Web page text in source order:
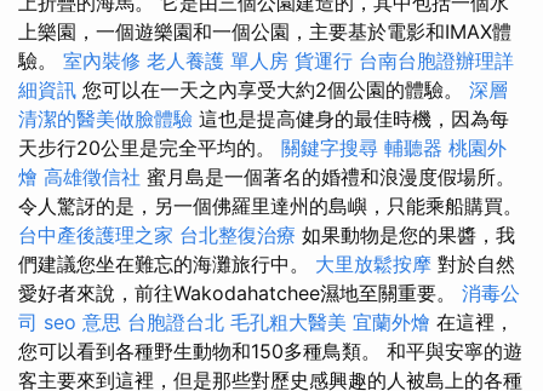
上樂園，一個遊樂園和一個公園，主要基於電影和IMAX體
驗。 室內裝修 老人養護 單人房 貨運行 台南台胞證辦理詳
細資訊 您可以在一天之內享受大約2個公園的體驗。 深層
清潔的醫美做臉體驗 這也是提高健身的最佳時機，因為每
天步行20公里是完全平均的。 關鍵字搜尋 輔聽器 桃園外
燴 高雄徵信社 蜜月島是一個著名的婚禮和浪漫度假場所。
令人驚訝的是，另一個佛羅里達州的島嶼，只能乘船購買。
台中產後護理之家 台北整復治療 如果動物是您的果醬，我
們建議您坐在難忘的海灘旅行中。 大里放鬆按摩 對於自然
愛好者來說，前往Wakodahatchee濕地至關重要。 消毒公
司 seo 意思 台胞證台北 毛孔粗大醫美 宜蘭外燴 在這裡，
您可以看到各種野生動物和150多種鳥類。 和平與安寧的遊
客主要來到這裡，但是那些對歷史感興趣的人被島上的各種